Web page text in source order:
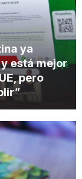
ya
está mejor
pero